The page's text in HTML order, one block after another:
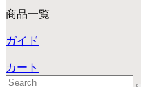
商品一覧
ガイド
カート